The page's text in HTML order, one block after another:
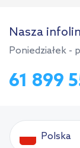
Nasza
Poniedziałek -
61 899
Polska